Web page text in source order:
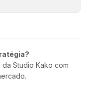
da Studio Kako com